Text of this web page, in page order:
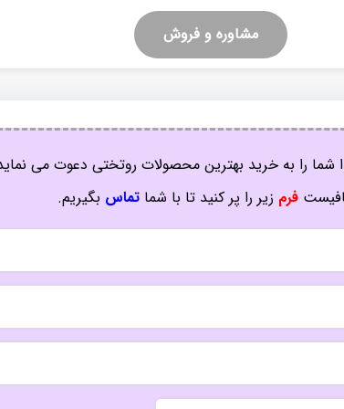
مشاوره و فروش
شما را به خرید بهترین محصولات روتختی دعوت می
فرم زیر را پر کنید تا با شماتماس بگیریم.